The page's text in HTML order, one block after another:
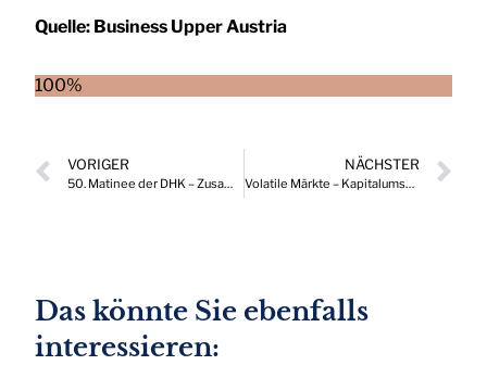
Quelle: Business Upper Austria
100%
VORIGER
50. Matinee der DHK – Zusammenarbeit und Wirtschaftsaufschwung
NÄCHSTER
Volatile Märkte – Kapitalumschichtung aus den USA in andere Regionen
Das könnte Sie ebenfalls
interessieren: